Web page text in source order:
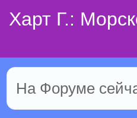
Харт Г.:
На Форуме